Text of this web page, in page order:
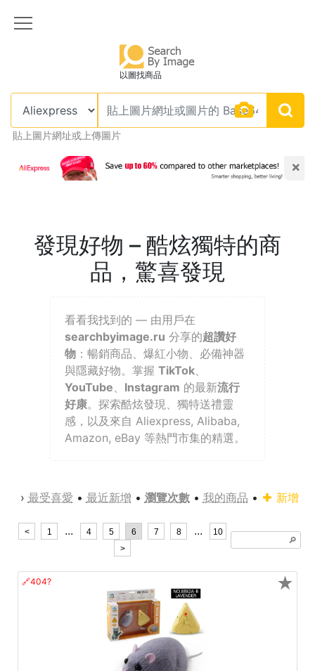
以圖找商品
貼上圖片網址或上傳圖片
×
發現好物 – 酷炫獨特的商
品，驚喜發現
看看我找到的 — 由用戶在
searchbyimage.ru 分享的超讚好
物 ：暢銷商品、爆紅小物、必備神器
與隱藏好物。掌握 TikTok
YouTube
Instagram 的最新流行
好康。探索酷炫發現、獨特送禮靈
感，以及來自 Aliexpress, Alibaba,
Amazon, eBay 等熱門市集的精選。
› 最受喜愛 • 最近新增 • 瀏覽次數 • 我的商品 • 新增
< 1 ... 4 5 6 7 8 ...
10
>
🔎︎
🔗404? ★